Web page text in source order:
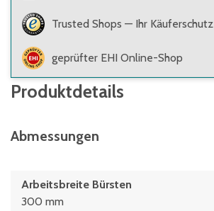
Trusted Shops — Ihr Käuferschutz
geprüfter EHI Online-Shop
Produktdetails
Abmessungen
Arbeitsbreite Bürsten
300 mm